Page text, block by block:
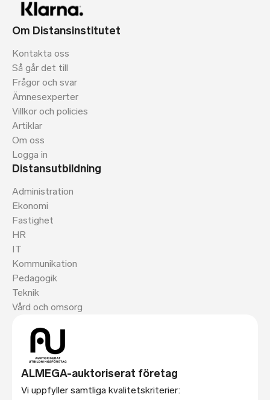
Om Distansinstitutet
Kontakta oss
Så går det till
Frågor och svar
Ämnesexperter
Villkor och policies
Artiklar
Om oss
Logga in
Distansutbildning
Administration
Ekonomi
Fastighet
HR
IT
Kommunikation
Pedagogik
Teknik
Vård och omsorg
ALMEGA-auktoriserat företag
Vi uppfyller samtliga kvalitetskriterier: